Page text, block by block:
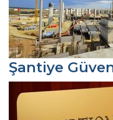
Şantiye